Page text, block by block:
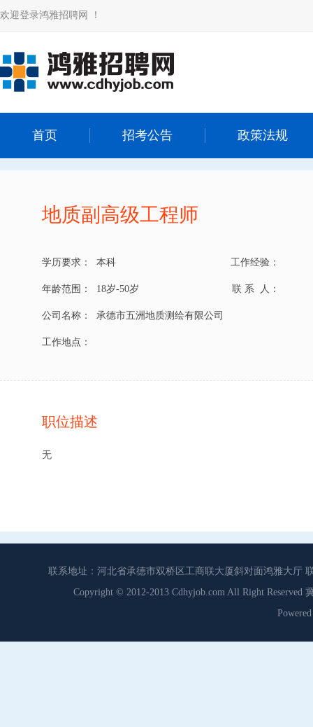
欢迎登录鸿雅招聘网 ！
首页 招考公告 政策法规
地质副高级工程师
学历要求： 本科 工作经验：
年龄范围： 18岁-50岁 联 系 人：
公司名称： 承德市五洲地质测绘有限公司
工作地点：
职位描述
无
联系地址：河北省承德市双桥区工商联大厦斜对面鸿雅大厅
Copyright © 2012-2013 Cdhyjob.com All Right Reserved